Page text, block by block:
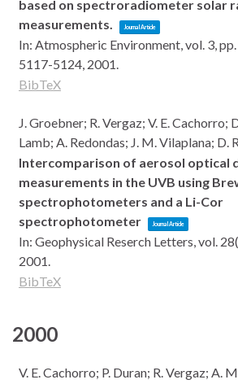
based on spectroradiometer solar
measurements.
Journal Article
In: Atmospheric Environment,vol. 3,
5117-5124, 2001.
BibTeX
J. Groebner; R. Vergaz; V. E. Cachorro;
Lamb; A. Redondas; J. M. Vilaplana; D.
Intercomparison of aerosol optical
measurements in the UVB using
spectrophotometers and a Li-Cor
spectrophotometer
Journal Article
In: Geophysical Reserch Letters,vol.
2001.
BibTeX
2000
V. E. Cachorro; P. Duran; R. Vergaz; A.